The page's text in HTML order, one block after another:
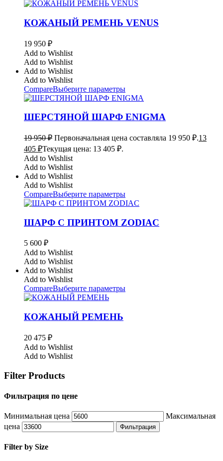
КОЖАНЫЙ РЕМЕНЬ VENUS
19 950 ₽
Add to Wishlist
Add to Wishlist
Add to Wishlist
Add to Wishlist
CompareВыберите параметры
ШЕРСТЯНОЙ ШАРФ ENIGMA
19 950₽ Первоначальная цена составляла 19 950 ₽.13
405 ₽Текущая цена: 13 405 ₽.
Add to Wishlist
Add to Wishlist
Add to Wishlist
Add to Wishlist
CompareВыберите параметры
ШАРФ С ПРИНТОМ ZODIAC
5 600 ₽
Add to Wishlist
Add to Wishlist
Add to Wishlist
Add to Wishlist
CompareВыберите параметры
КОЖАНЫЙ РЕМЕНЬ
20 475 ₽
Add to Wishlist
Add to Wishlist
Filter Products
Фильтрация по цене
Минимальная цена
Максимальная
цена
Фильтрация
Filter by Size